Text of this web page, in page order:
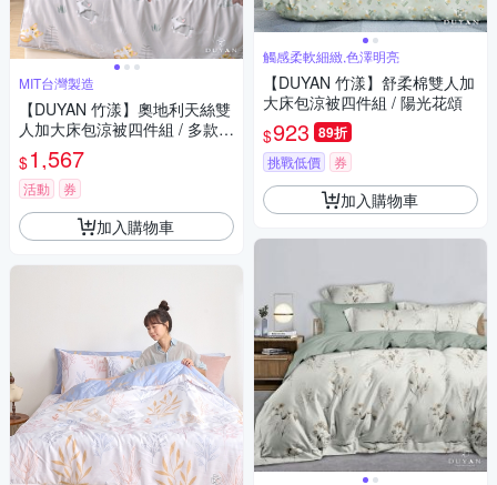
MIT台灣製造
【DUYAN 竹漾】奧地利天絲雙
人加大床包涼被四件組 / 多款任
選 台灣製
$1,567
活動 券
加入購物車
觸感柔軟細緻,色澤明亮
【DUYAN 竹漾】舒柔棉雙人加
大床包涼被四件組 / 陽光花頌
$923 89折
挑戰低價 券
加入購物車